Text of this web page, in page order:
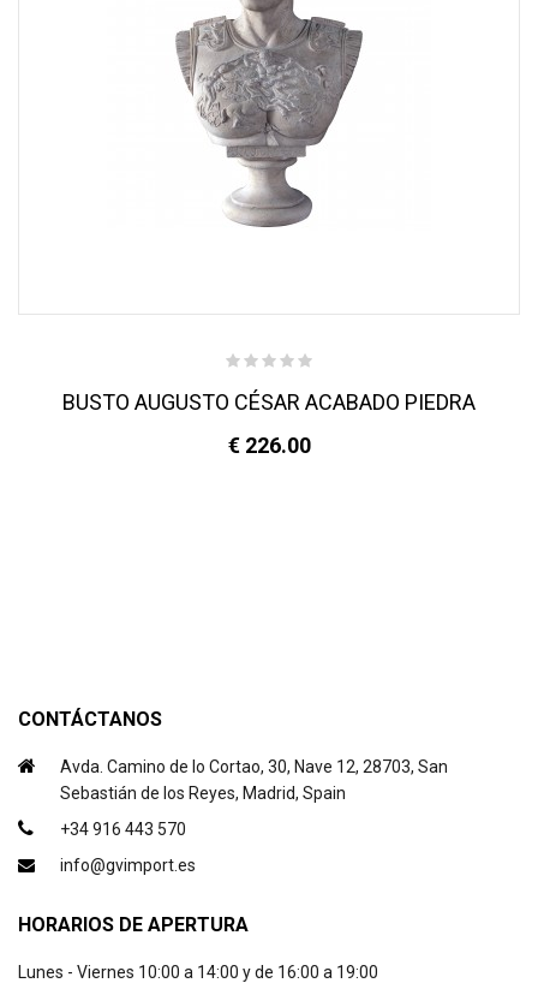
BUSTO AUGUSTO CÉSAR ACABADO PIEDRA
€ 226.00
CONTÁCTANOS
Avda. Camino de lo Cortao, 30, Nave 12, 28703, San
Sebastián de los Reyes, Madrid, Spain
+34 916 443 570
info@gvimport.es
HORARIOS DE APERTURA
Lunes - Viernes 10:00 a 14:00 y de 16:00 a 19:00